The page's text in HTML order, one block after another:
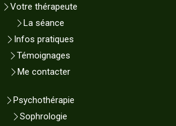
Votre thérapeute
La séance
Infos pratiques
Témoignages
Me contacter
Psychothérapie
Sophrologie